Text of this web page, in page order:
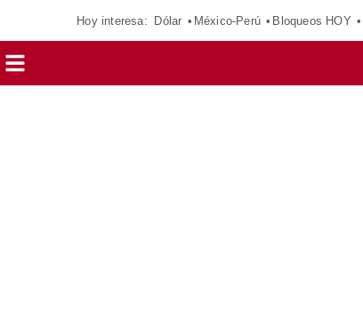
Hoy interesa: Dólar México-Perú Bloqueos HOY